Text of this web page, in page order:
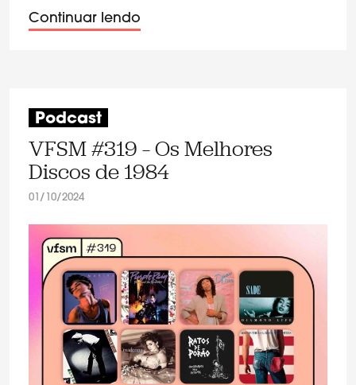
Continuar lendo
Podcast
VFSM #319 – Os Melhores
Discos de 1984
01/10/2024